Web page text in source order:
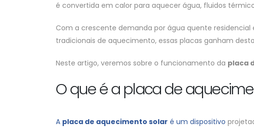
é convertida em calor para aquecer água, fluidos
Com a crescente demanda por água quente
tradicionais de aquecimento, essas placas ganham
Neste artigo, veremos sobre o funcionamento da placa
O que é a placa de
A placa de aquecimento solar é um dispositivo